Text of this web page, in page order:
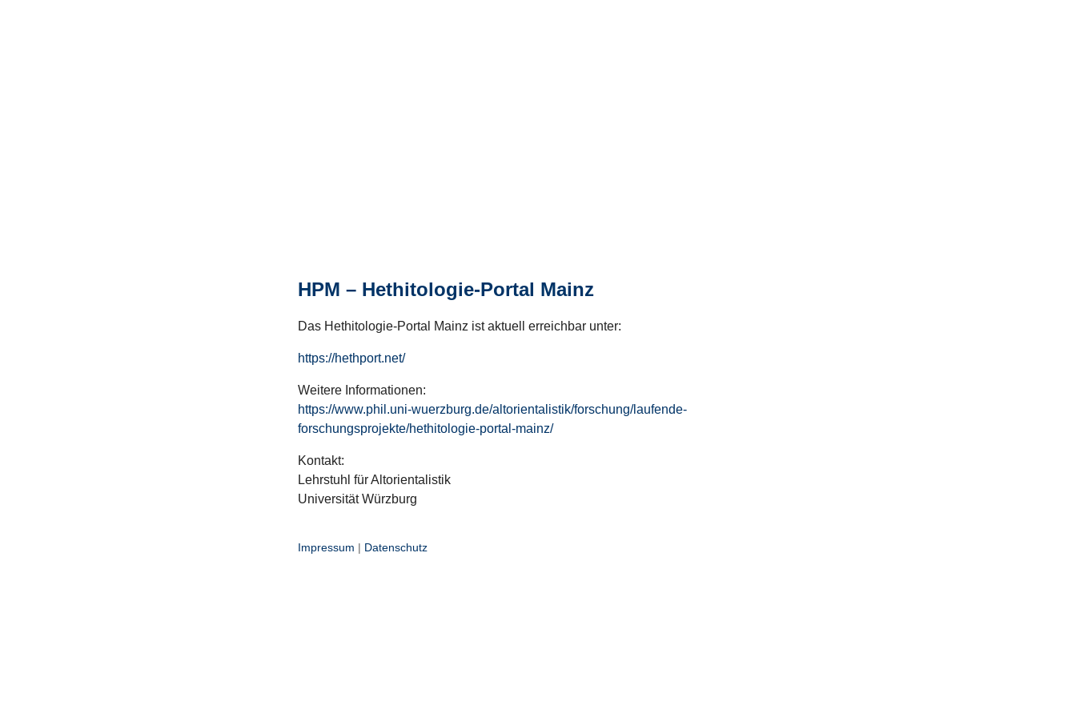
HPM – Hethitologie-Portal Mainz
Das Hethitologie-Portal Mainz ist aktuell erreichbar unter:
https://hethport.net/
Weitere Informationen:
https://www.phil.uni-wuerzburg.de/altorientalistik/forschung/laufende-
forschungsprojekte/hethitologie-portal-mainz/
Kontakt:
Lehrstuhl für Altorientalistik
Universität Würzburg
Impressum | Datenschutz